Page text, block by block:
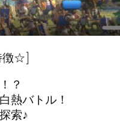
徴☆]
？
熱バトル！
索♪